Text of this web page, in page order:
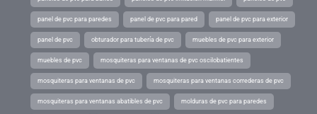
panel de pvc para paredes panel de pvc para pared panel de pvc para exterior
panel de pvc obturador para tubería de pvc muebles de pvc para exterior
muebles de pvc mosquiteras para ventanas de pvc oscilobatientes
mosquiteras para ventanas de pvc mosquiteras para ventanas correderas de pvc
mosquiteras para ventanas abatibles de pvc molduras de pvc para paredes